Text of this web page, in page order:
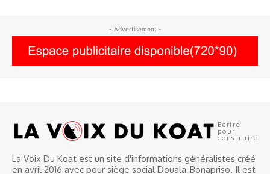
- Advertisement -
Ecrire
pour
construire
La Voix Du Koat est un site d'informations généralistes créé
en avril 2016 avec pour siège social Douala-Bonapriso. Il est